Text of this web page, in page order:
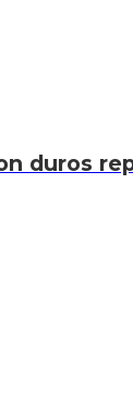
duros